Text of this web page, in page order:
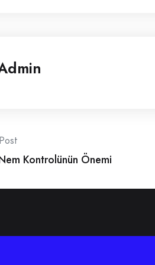
Kontrolünün Önemi